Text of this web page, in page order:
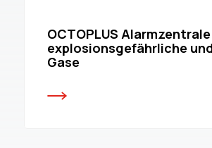
OCTOPLUS
explosionsgefährliche
Gase